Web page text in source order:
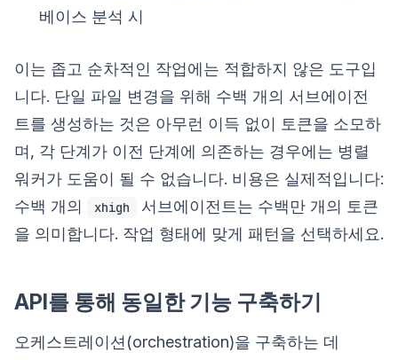
베이스 분석 시
이는 좁고 순차적인 작업에는 적합하지 않은 도구입
니다. 단일 파일 변경을 위해 수백 개의 서브에이전
트를 생성하는 것은 아무런 이득 없이 토큰을 소모하
며, 각 단계가 이전 단계에 의존하는 경우에는 병렬
워커가 도움이 될 수 없습니다. 비용은 실제적입니다:
수백 개의
xhigh
서브에이전트는 수백만 개의 토큰
을 의미합니다. 작업 형태에 맞게 패턴을 선택하세요.
API를 통해 동일한 기능 구축하기
오케스트레이션(orchestration)을 구축하는 데